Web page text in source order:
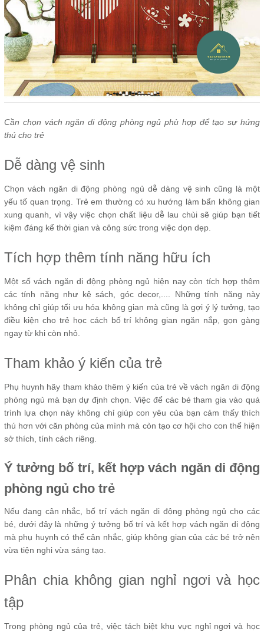
Cần chọn vách ngăn di động phòng ngủ phù hợp để tạo sự hứng
thú cho trẻ
Dễ dàng vệ sinh
Chọn vách ngăn di động phòng ngủ dễ dàng vệ sinh cũng là một
yếu tố quan trọng. Trẻ em thường có xu hướng làm bẩn không gian
xung quanh, vì vậy việc chọn chất liệu dễ lau chùi sẽ giúp bạn tiết
kiệm đáng kể thời gian và công sức trong việc dọn dẹp.
Tích hợp thêm tính năng hữu ích
Một số vách ngăn di động phòng ngủ hiện nay còn tích hợp thêm
các tính năng như kệ sách, góc decor,.... Những tính năng này
không chỉ giúp tối ưu hóa không gian mà cũng là gợi ý lý tưởng, tạo
điều kiện cho trẻ học cách bố trí không gian ngăn nắp, gọn gàng
ngay từ khi còn nhỏ.
Tham khảo ý kiến của trẻ
Phụ huynh hãy tham khảo thêm ý kiến của trẻ về vách ngăn di động
phòng ngủ mà bạn dự định chọn. Việc để các bé tham gia vào quá
trình lựa chọn này không chỉ giúp con yêu của bạn cảm thấy thích
thú hơn với căn phòng của mình mà còn tạo cơ hội cho con thể hiện
sở thích, tính cách riêng.
Ý tưởng bố trí, kết hợp vách ngăn di động
phòng ngủ cho trẻ
Nếu đang cân nhắc, bố trí vách ngăn di động phòng ngủ cho các
bé, dưới đây là những ý tưởng bố trí và kết hợp vách ngăn di động
mà phụ huynh có thể cân nhắc, giúp không gian của các bé trở nên
vừa tiện nghi vừa sáng tạo.
Phân chia không gian nghỉ ngơi và học
tập
Trong phòng ngủ của trẻ, việc tách biệt khu vực nghỉ ngơi và học